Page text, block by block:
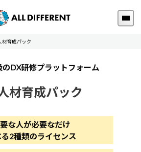
材育成パック
のDX研修プラットフォーム
材育成パック
な人が必要なだけ
2種類のライセンス